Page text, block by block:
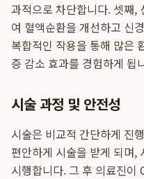
과적으로 차단합니다. 셋째,
여 혈액순환을 개선하고 신
복합적인 작용을 통해 많은
증 감소 효과를 경험하게 됩
시술 과정 및 안전성
시술은 비교적 간단하게 진
편안하게 시술을 받게 되며,
시행합니다. 그 후 의료진